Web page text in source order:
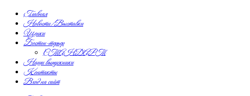
Главная
Новости/Выставки
Щенки
Бостон-терьер
СТАНДАРТ
Наши выпускники
Контакты
Вход на сайт